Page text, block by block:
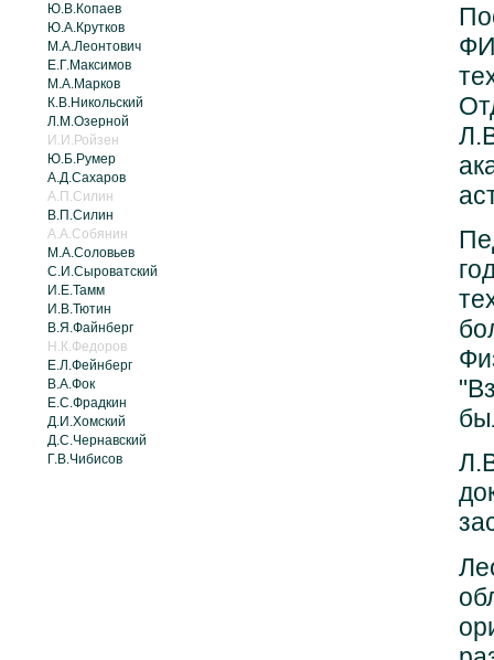
Ю.В.Копаев
Ю.А.Крутков
М.А.Леонтович
Е.Г.Максимов
М.А.Марков
К.В.Никольский
Л.М.Озерной
И.И.Ройзен
Ю.Б.Румер
А.Д.Сахаров
А.П.Силин
В.П.Силин
А.А.Собянин
М.А.Соловьев
С.И.Сыроватский
И.Е.Тамм
И.В.Тютин
В.Я.Файнберг
Н.К.Федоров
Е.Л.Фейнберг
В.А.Фок
Е.С.Фрадкин
Д.И.Хомский
Д.С.Чернавский
Г.В.Чибисов